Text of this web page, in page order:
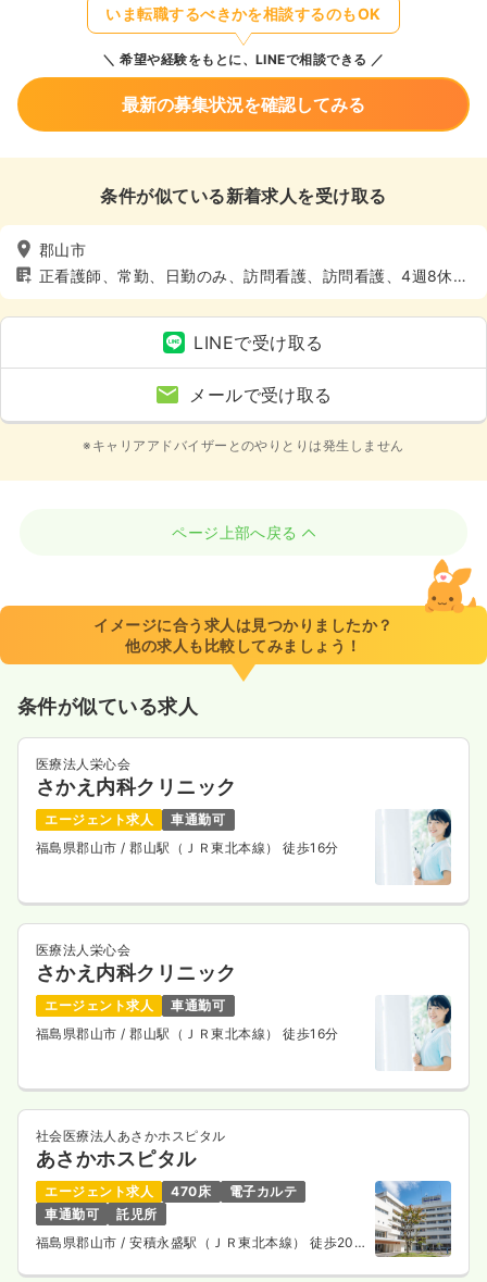
いま転職するべきかを相談するのもOK
希望や経験をもとに、LINEで相談できる
最新の募集状況を確認してみる
条件が似ている新着求人を受け取る
郡山市
正看護師、常勤、日勤のみ、訪問看護、訪問看護、4週8休以
上
LINEで受け取る
メールで受け取る
※キャリアアドバイザーとのやりとりは発生しません
ページ上部へ戻る
イメージに合う求人は見つかりましたか？
他の求人も比較してみましょう！
条件が似ている求人
医療法人栄心会
さかえ内科クリニック
エージェント求人
車通勤可
福島県郡山市/ 郡山駅（ＪＲ東北本線） 徒歩16分
医療法人栄心会
さかえ内科クリニック
エージェント求人
車通勤可
福島県郡山市/ 郡山駅（ＪＲ東北本線） 徒歩16分
社会医療法人あさかホスピタル
あさかホスピタル
エージェント求人 470床
電子カルテ
車通勤可
託児所
福島県郡山市 / 安積永盛駅（ＪＲ東北本線） 徒歩20